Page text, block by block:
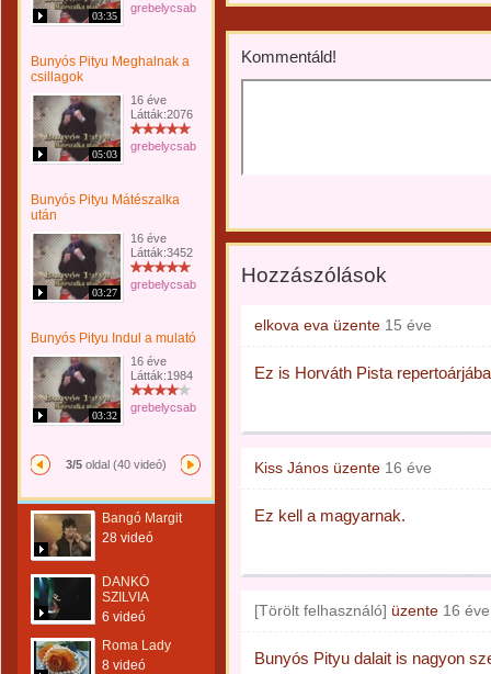
03:35
grebelycsabi
Bunyós Pityu Meghalnak a
csillagok
05:03
16 éve
Látták:2076
grebelycsabi
Bunyós Pityu Mátészalka
után
03:27
16 éve
Látták:3452
grebelycsabi
Bunyós Pityu Indul a mulató
03:32
16 éve
Látták:1984
grebelycsabi
3/5 oldal (40 videó)
Bangó Margit
28 videó
DANKÓ
SZILVIA
6 videó
Roma Lady
8 videó
Kommentáld!
Hozzászólások
elkova eva üzente 15 éve
Ez is Horváth Pista
Kiss János üzente 16 éve
Ez kell a magyarnak.
[Törölt felhasználó] üzente 16 éve
Bunyós Pityu dalait is nagyon